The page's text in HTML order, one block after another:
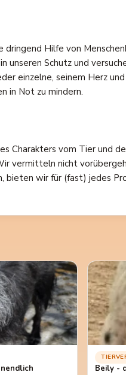
Hilfe von
Schutz und
einzelne, seinem Herz
in Not zu mindern.
Charakters vom Tier und
vermitteln nicht
bieten wir für (fast) jedes
Beily -